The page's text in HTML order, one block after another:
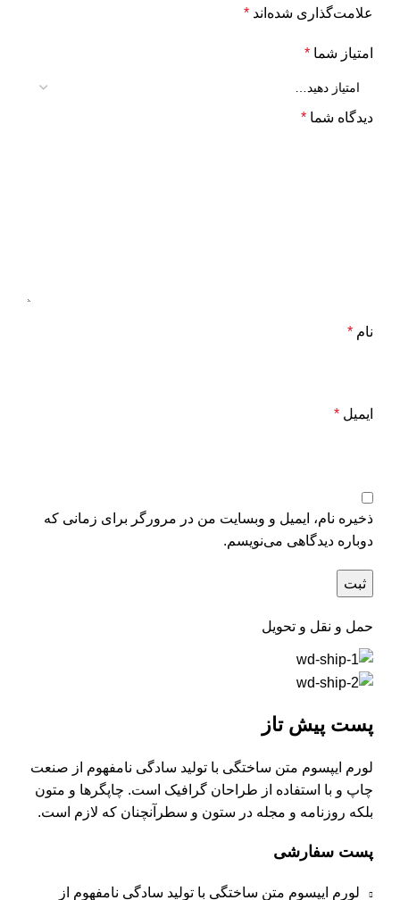
علامت‌گذاری شده‌اند *
امتیاز شما *
دیدگاه شما *
نام *
ایمیل *
ذخیره نام، ایمیل و وبسایت من در مرورگر برای زمانی که
دوباره دیدگاهی می‌نویسم.
حمل و نقل و تحویل
پست پیش تاز
لورم ایپسوم متن ساختگی با تولید سادگی نامفهوم از صنعت
چاپ و با استفاده از طراحان گرافیک است. چاپگرها و متون
بلکه روزنامه و مجله در ستون و سطرآنچنان که لازم است.
پست سفارشی
لورم ایپسوم متن ساختگی با تولید سادگی نامفهوم از